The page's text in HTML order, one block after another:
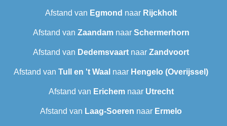
Afstand van Egmond naar Rijckholt
Afstand van Zaandamnaar Schermerhorn
Afstand van Dedemsvaart naar Zandvoort
Afstand van Tull en 't Waal naar Hengelo (Overijssel)
Afstand van Erichemnaar Utrecht
Afstand van Laag-Soeren naar Ermelo